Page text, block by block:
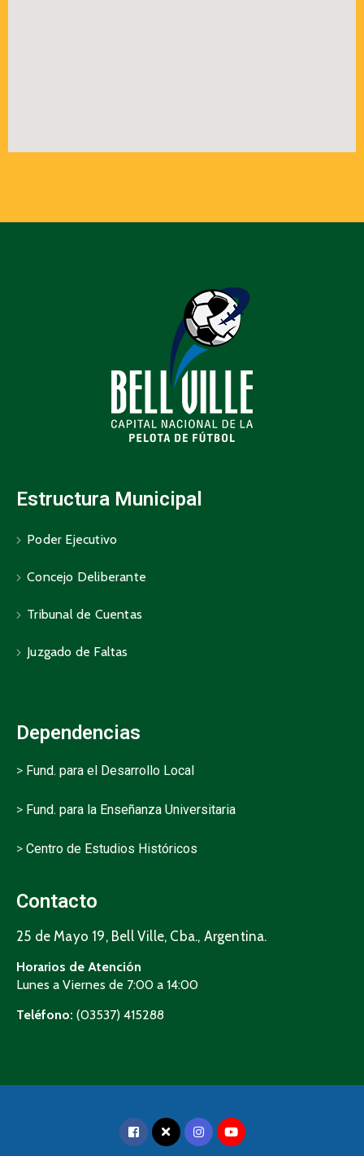
Estructura Municipal
Poder Ejecutivo
Concejo Deliberante
Tribunal de Cuentas
Juzgado de Faltas
Dependencias
> Fund. para el Desarrollo Local
> Fund. para la Enseñanza Universitaria
> Centro de Estudios Históricos
Contacto
25 de Mayo 19, Bell Ville, Cba., Argentina.
Horarios de Atención
Lunes a Viernes de 7:00 a 14:00
Teléfono: (03537) 415288